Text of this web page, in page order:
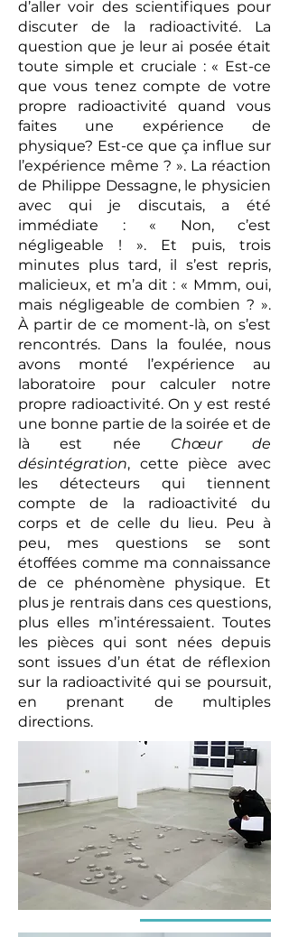
d’aller voir des scientifiques pour
discuter de la radioactivité. La
question que je leur ai posée était
toute simple et cruciale : « Est-ce
que vous tenez compte de votre
propre radioactivité quand vous
faites une expérience de
physique? Est-ce que ça influe sur
l’expérience même ? ». La réaction
de Philippe Dessagne, le physicien
avec qui je discutais, a été
immédiate : « Non, c’est
négligeable ! ». Et puis, trois
minutes plus tard, il s’est repris,
malicieux, et m’a dit : « Mmm, oui,
mais négligeable de combien ? ».
À partir de ce moment-là, on s’est
rencontrés. Dans la foulée, nous
avons monté l’expérience au
laboratoire pour calculer notre
propre radioactivité. On y est resté
une bonne partie de la soirée et de
là est née Chœur de
désintégration, cette pièce avec
les détecteurs qui tiennent
compte de la radioactivité du
corps et de celle du lieu. Peu à
peu, mes questions se sont
étoffées comme ma connaissance
de ce phénomène physique. Et
plus je rentrais dans ces questions,
plus elles m’intéressaient. Toutes
les pièces qui sont nées depuis
sont issues d’un état de réflexion
sur la radioactivité qui se poursuit,
en prenant de multiples
directions.